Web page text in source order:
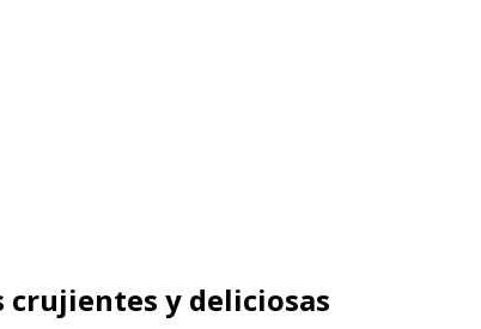
crujientes y deliciosas